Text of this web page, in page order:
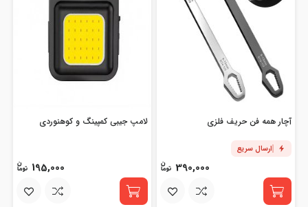
آچار همه فن حریف فلزی
ارسال سریع
390,000
لامپ جیبی کمپینگ و کوهنوردی
195,000